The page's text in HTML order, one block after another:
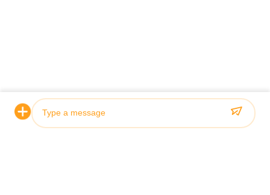
Onze hydraulische cilinders voldoen aan strenge
kwaliteitsnormen en zijn gecertificeerd door toonaangevende
classificatiebureaus, waaronder ABS, Lloyds en SGS.